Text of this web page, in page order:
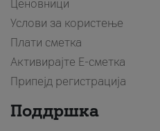
Ценовници
Услови за користење
Плати сметка
Активирајте Е-сметка
Припејд регистрација
Поддршка